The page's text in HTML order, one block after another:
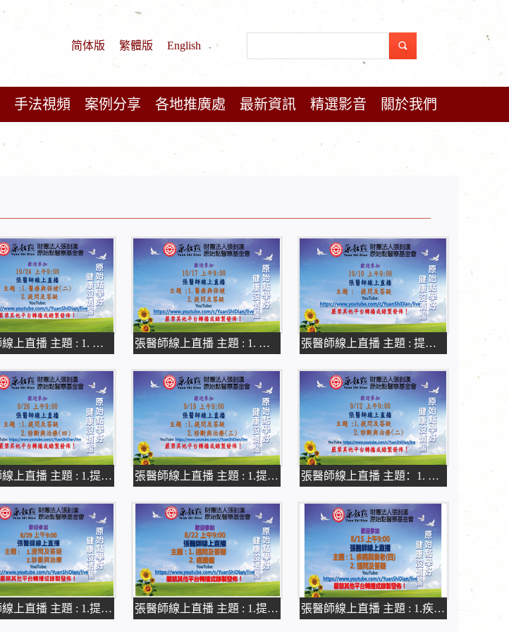
简体版 繁體版 English
手法視頻 案例分享 各地推廣處 最新資訊 精選影音 關於我們
張醫師線上直播 主題 : 1. 醫療 張醫師線上直播 主題 : 1. 提問及答 張醫師線上直播 主題 : 提問及答疑
張醫師線上直播 主題 : 1.提問及答疑 張醫師線上直播 主題 : 1.提問及答疑 張醫師線上直播 主題：1. 提問及答疑
張醫師線上直播 主題 : 1.提問及答疑 張醫師線上直播 主題 : 1.提問及答疑 張醫師線上直播 主題 : 1.疾病與衰老